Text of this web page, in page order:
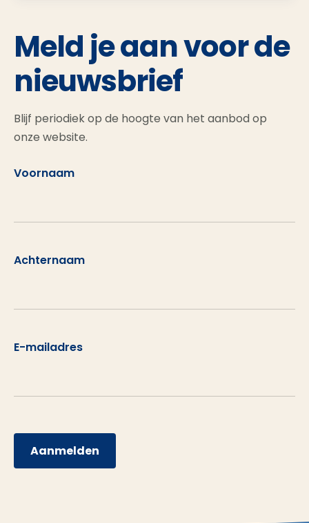
Meld je aan voor de
nieuwsbrief
Blijf periodiek op de hoogte van het aanbod op
onze website.
Voornaam
Achternaam
E-mailadres
Aanmelden